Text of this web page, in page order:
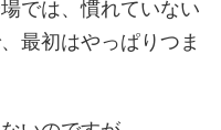
では、慣れていない
最初はやっぱりつま